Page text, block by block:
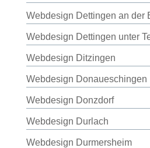
Webdesign Dettingen an der
Webdesign Dettingen unter
Webdesign Ditzingen
Webdesign Donaueschingen
Webdesign Donzdorf
Webdesign Durlach
Webdesign Durmersheim